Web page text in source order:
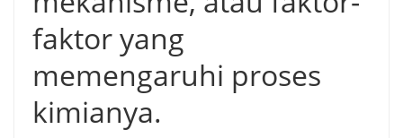
faktor yang
memengaruhi proses
kimianya.